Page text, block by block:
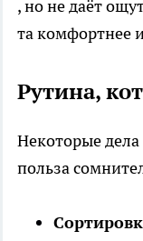
, но не даёт
та комфортнее
Рутина,
Некоторые
польза